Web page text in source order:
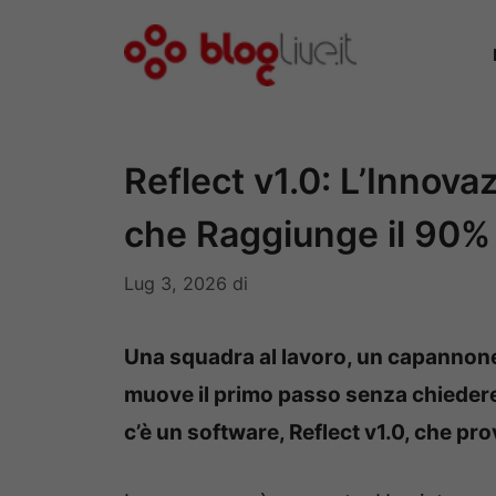
Reflect v1.0:
che Raggiunge il
Lug 3, 2026 di
Una squadra al lavoro, un
muove il primo passo senza
c’è un software, Reflect v1.0, che